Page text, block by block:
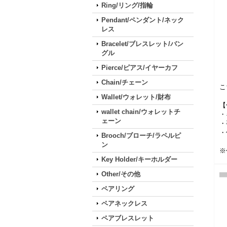
Ring/リング/指輪
Pendant/ペンダント/ネック
レス
Bracelet/ブレスレット/バン
グル
Pierce/ピアス/イヤーカフ
Chain/チェーン
Wallet/ウォレット/財布
wallet chain/ウォレットチ
ェーン
Brooch/ブローチ/ラペルピ
ン
Key Holder/キーホルダー
Other/その他
ペアリング
ペアネックレス
ペアブレスレット
※